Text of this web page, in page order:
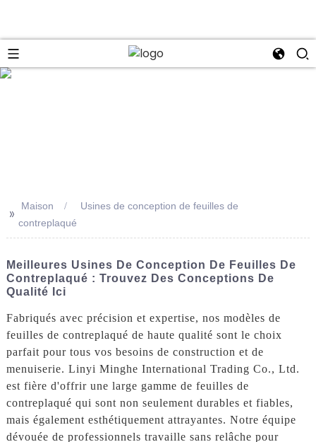
>> Maison
Usines de conception de feuilles de
contreplaqué
Meilleures Usines De Conception De Feuilles De
Contreplaqué : Trouvez Des Conceptions De
Qualité Ici
Fabriqués avec précision et expertise, nos modèles de
feuilles de contreplaqué de haute qualité sont le choix
parfait pour tous vos besoins de construction et de
menuiserie. Linyi Minghe International Trading Co., Ltd.
est fière d'offrir une large gamme de feuilles de
contreplaqué qui sont non seulement durables et fiables,
mais également esthétiquement attrayantes. Notre équipe
dévouée de professionnels travaille sans relâche pour